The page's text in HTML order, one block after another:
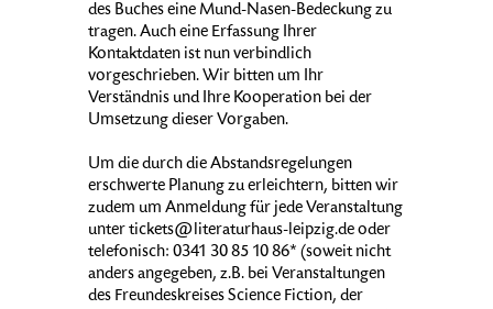
des Buches eine Mund-Nasen-Bedeckung zu
tragen. Auch eine Erfassung Ihrer
Kontaktdaten ist nun verbindlich
vorgeschrieben. Wir bitten um Ihr
Verständnis und Ihre Kooperation bei der
Umsetzung dieser Vorgaben.
Um die durch die Abstandsregelungen
erschwerte Planung zu erleichtern, bitten wir
zudem um Anmeldung für jede Veranstaltung
unter tickets@literaturhaus-leipzig.de oder
telefonisch: 0341 30 85 10 86* (soweit nicht
anders angegeben, z.B. bei Veranstaltungen
des Freundeskreises Science Fiction, der